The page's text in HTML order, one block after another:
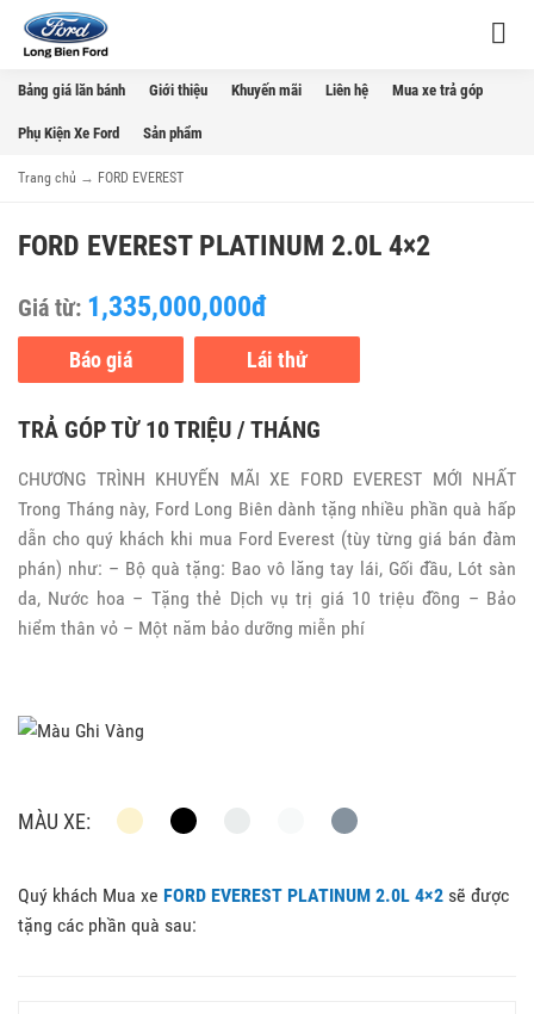
Bảng giá lăn bánh Giới thiệu Khuyến mãi Liên hệ Mua xe trả góp
Phụ Kiện Xe Ford Sản phẩm
Trang chủ → FORD EVEREST
FORD EVEREST PLATINUM 2.0L 4×2
Giá từ: 1,335,000,000đ
Báo giá Lái thử
TRẢ GÓP TỪ 10 TRIỆU / THÁNG
CHƯƠNG TRÌNH KHUYẾN MÃI XE FORD EVEREST MỚI NHẤT
Trong Tháng này, Ford Long Biên dành tặng nhiều phần quà hấp
dẫn cho quý khách khi mua Ford Everest (tùy từng giá bán đàm
phán) như: – Bộ quà tặng: Bao vô lăng tay lái, Gối đầu, Lót sàn
da, Nước hoa – Tặng thẻ Dịch vụ trị giá 10 triệu đồng – Bảo
hiểm thân vỏ – Một năm bảo dưỡng miễn phí
MÀU XE:
Quý khách Mua xe FORD EVEREST PLATINUM 2.0L 4×2 sẽ được
tặng các phần quà sau: